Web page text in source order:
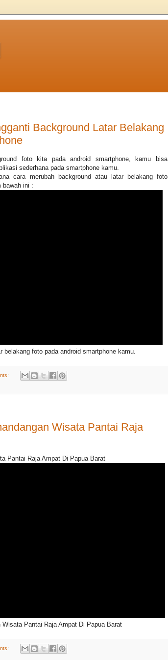
Background Latar Belakang
foto kita pada android smartphone, kamu bisa
sederhana pada smartphone kamu.
cara merubah background atau latar belakang foto
bawah ini :
foto pada android smartphone kamu.
Wisata Pantai Raja
Pantai Raja Ampat Di Papua Barat
Pantai Raja Ampat Di Papua Barat